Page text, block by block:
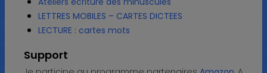
LETTRES MOBILES – CARTES DICTEES
LECTURE : cartes mots
Support